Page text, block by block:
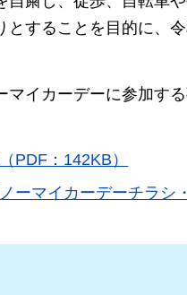
とすることを目的に、
マイカーデーに参加す
PDF：142KB）
ーマイカーデーチラシ